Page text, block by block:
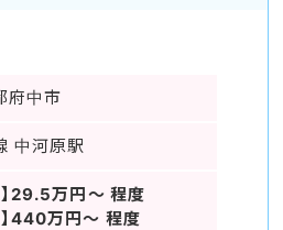
府中市
中河原駅
】29.5万円～ 程度
】440万円～ 程度